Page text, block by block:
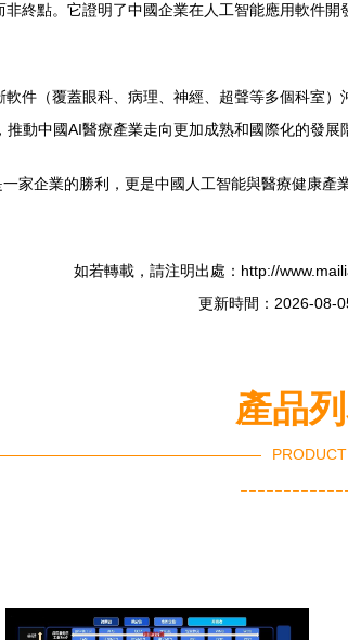
終點。它證明了中國企業在人工智能應用軟件
件（覆蓋眼科、病理、神經、超聲等多個科室
動中國AI醫療產業走向更加成熟和國際化的發展
家企業的勝利，更是中國人工智能與醫療健康
如若轉載，請注明出處：http://
更新時間：2026-08-
產品
PRODUCT